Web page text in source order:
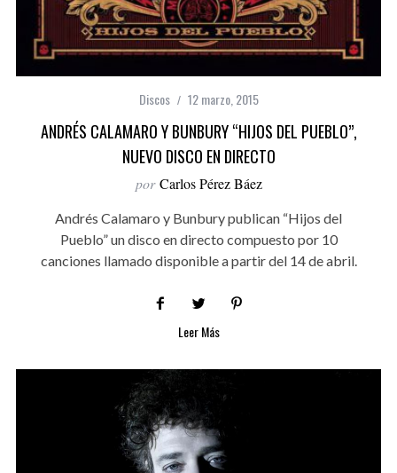
Discos 12 marzo, 2015
ANDRÉS CALAMARO Y BUNBURY “HIJOS DEL PUEBLO”,
NUEVO DISCO EN DIRECTO
por Carlos Pérez Báez
Andrés Calamaro y Bunbury publican “Hijos del
Pueblo” un disco en directo compuesto por 10
canciones llamado disponible a partir del 14 de abril.
Leer Más